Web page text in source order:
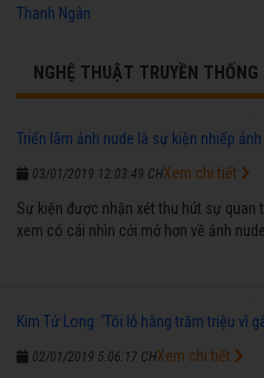
Thanh Ngân
NGHỆ THUẬT TRUYỀN THỐNG
Triển lãm ảnh nude là sự kiện nhiếp
03/01/2019 12:03:49 CH
Sự kiện được nhận xét thu hút sự quan
xem có cái nhìn cởi mở hơn về ảnh nude.
Xem chi tiết
Kim Tử Long: 'Tôi lỗ hàng trăm triệu vì
02/01/2019 5:06:17 CHXem chi tiết